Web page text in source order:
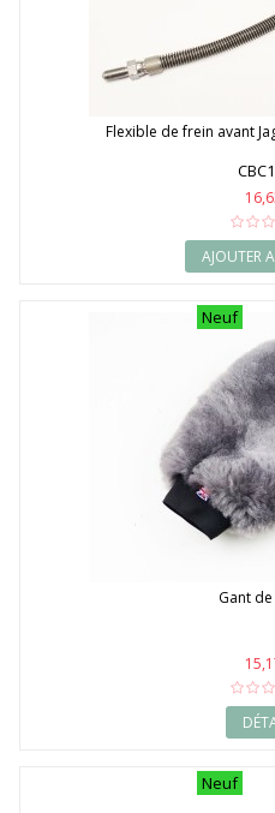
Flexible de frein avant
AJOUTER
Neuf
Gant
Neuf